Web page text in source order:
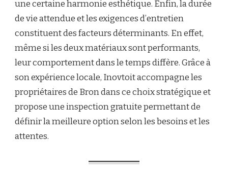
une certaine harmonie esthétique. Enfin, la durée
de vie attendue et les exigences d’entretien
constituent des facteurs déterminants. En effet,
même si les deux matériaux sont performants,
leur comportement dans le temps diffère. Grâce à
son expérience locale, Inovtoit accompagne les
propriétaires de Bron dans ce choix stratégique et
propose une inspection gratuite permettant de
définir la meilleure option selon les besoins et les
attentes.